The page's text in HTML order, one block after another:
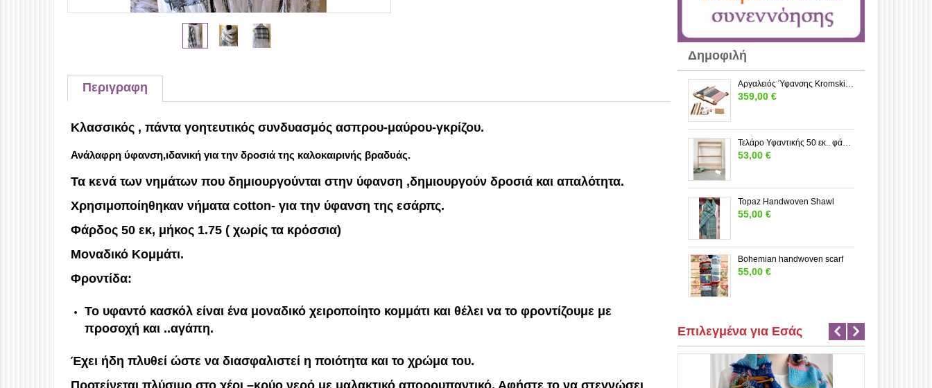
Περιγραφη
Κλασσικός , πάντα γοητευτικός συνδυασμός ασπρου-μαύρου-γκρίζου.
Ανάλαφρη ύφανση,ιδανική για την δροσιά της καλοκαιρινής βραδυάς.
Τα κενά των νημάτων που δημιουργούνται στην ύφανση ,δημιουργούν δροσιά και απαλότητα.
Χρησιμοποίηθηκαν νήματα cotton- για την ύφανση της εσάρπς.
Φάρδος 50 εκ, μήκος 1.75 ( χωρίς τα κρόσσια)
Μοναδικό Κομμάτι.
Φροντίδα:
Το υφαντό κασκόλ είναι ένα μοναδικό χειροποίητο κομμάτι και θέλει να το φροντίζουμε με
προσοχή και ..αγάπη.
Έχει ήδη πλυθεί ώστε να διασφαλιστεί η ποιότητα και το χρώμα του.
Προτείνεται πλύσιμο στο χέρι –κρύο νερό με μαλακτικό απορρυπαντικό. Αφήστε το να στεγνώσει
Δημοφιλή
Αργαλειός Ύφανσης Kromski Forte 80 εκ. – Rigid Heddle από Ξύλο | Loom-Wool
359,00 €
Τελάρο Υφαντικής 50 εκ.. φάρδος---ΜΕΓΑΛΟ
53,00 €
Topaz Handwoven Shawl
55,00 €
Bohemian handwoven scarf
55,00 €
Επιλεγμένα για Εσάς